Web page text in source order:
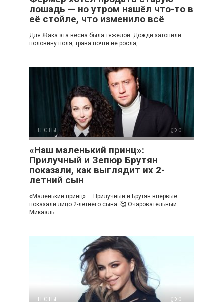
лошадь — но утром нашёл что-то в
её стойле, что изменило всё
Для Жака эта весна была тяжёлой. Дожди затопили
половину поля, трава почти не росла,
ТЕСТЫ 0
«Наш маленький принц»:
Прилучный и Зепюр Брутян
показали, как выглядит их 2-
летний сын
«Маленький принц» — Прилучный и Брутян впервые
показали лицо 2-летнего сына. 🥰 Очаровательный
Микаэль
ТЕСТЫ 0